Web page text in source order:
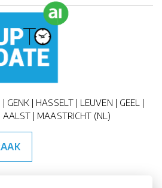
GENK | HASSELT | LEUVEN | GEEL |
| MAASTRICHT (NL)